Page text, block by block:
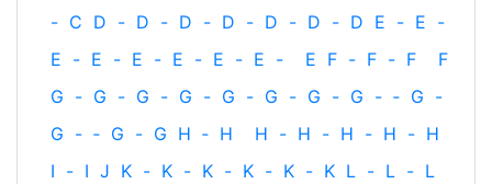
- C D - D - D - D - D - D - D E - E -
E - E - E - E - E - E - E F - F - F
F
G - G - G - G - G - G - G - G - ‐ G -
G - ‐ G - G H ‐ H H - H - H - H - H
I - I J K - K - K - K - K - K L - L - L